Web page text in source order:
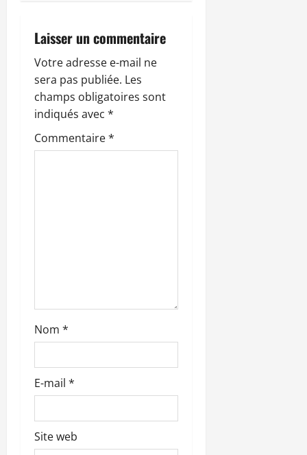
i
o
n
d
’
c
l
Laisser un commentaire
Votre adresse e-mail ne
sera pas publiée. Les
champs obligatoires sont
indiqués avec *
Commentaire*
Nom *
E-mail *
Site web